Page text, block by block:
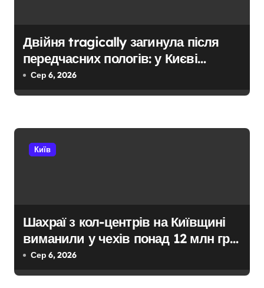
Двійня tragically загинула після
передчасних пологів: у Києві
розкрили незаконну схему
сурогатного материнства для
Сер 6, 2026
Київ
Шахраї з кол-центрів на Київщині
виманили у чехів понад 12 млн грн:
організаторів чекає судові розгляди
Сер 6, 2026